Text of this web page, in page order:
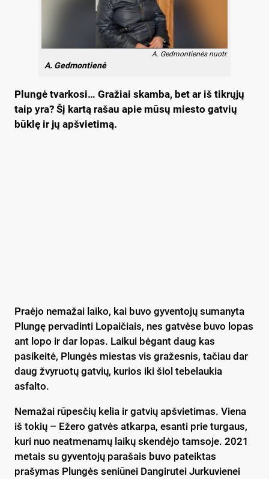
A. Gedmontienės nuotr.
A. Gedmontienė
Plungė tvarkosi… Gražiai skamba, bet ar iš tikrųjų
taip yra? Šį kartą rašau apie mūsų miesto gatvių
būklę ir jų apšvietimą.
Praėjo nemažai laiko, kai buvo gyventojų sumanyta
Plungę pervadinti Lopaičiais, nes gatvėse buvo lopas
ant lopo ir dar lopas. Laikui bėgant daug kas
pasikeitė, Plungės miestas vis gražesnis, tačiau dar
daug žvyruotų gatvių, kurios iki šiol tebelaukia
asfalto.
Nemažai rūpesčių kelia ir gatvių apšvietimas. Viena
iš tokių – Ežero gatvės atkarpa, esanti prie turgaus,
kuri nuo neatmenamų laikų skendėjo tamsoje. 2021
metais su gyventojų parašais buvo pateiktas
prašymas Plungės seniūnei Dangirutei Jurkuvienei